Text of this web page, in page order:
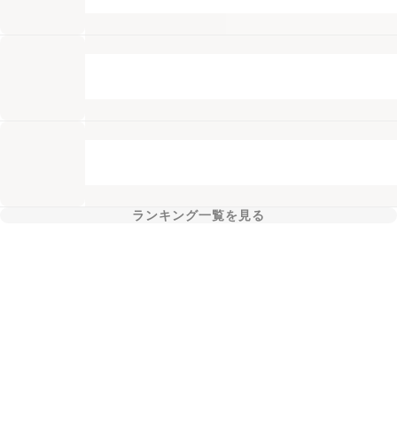
ランキング一覧を見る